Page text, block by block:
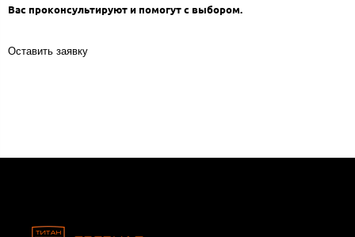
Вас проконсультируют и помогут с выбором.
Оставить заявку